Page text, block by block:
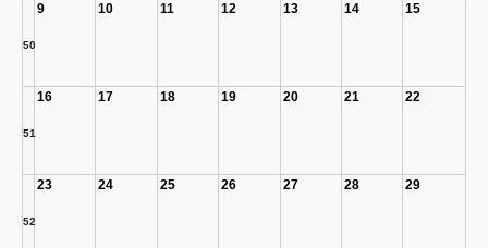
50
9 10 11 12 13 14 15
51
16 17 18 19 20 21 22
52
23 24 25 26 27 28 29